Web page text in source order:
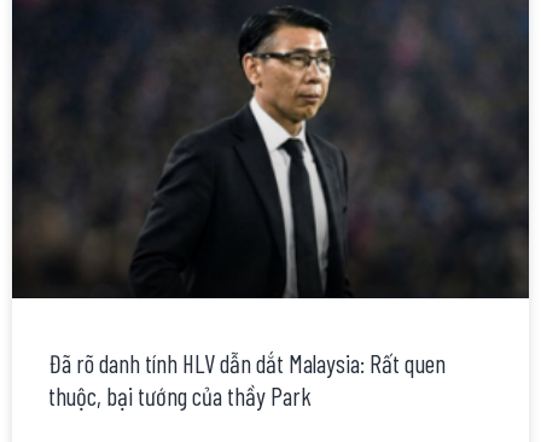
Đã rõ danh tính HLV dẫn dắt Malaysia: Rất quen
thuộc, bại tướng của thầy Park